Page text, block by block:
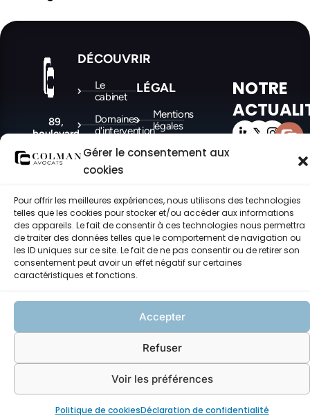
Gérer le consentement aux
cookies
Pour offrir les meilleures expériences, nous utilisons des technologies
telles que les cookies pour stocker et/ou accéder aux informations
des appareils. Le fait de consentir à ces technologies nous permettra
de traiter des données telles que le comportement de navigation ou
les ID uniques sur ce site. Le fait de ne pas consentir ou de retirer son
consentement peut avoir un effet négatif sur certaines
caractéristiques et fonctions.
Accepter
Refuser
Voir les préférences
Politique de cookiesDéclaration de confidentialité
89,
boulevard
- PARIS
(75008)
Felix Baret
-
MARSEILLE
(13006)
DÉCOUVRIR
Le
cabinet
Domaines
d'intervention
Actualités
LÉGAL
Mentions
légales
Politique
des
confidentialité
NOTRE